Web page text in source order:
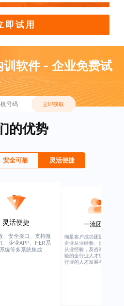
即试用
软件 - 企业免费试
立即获取
的优势
安全可靠 灵活便捷
灵活便捷
、安全接口、支持微
、企业APP、HER系
统等多系统集成
一流团队
绚星客户成功团队，由有多
企业从业经验、优秀培训机
从业经验，及咨询公司从业
验的全行业人才组成，涉猎
行业的人才发展与培养模块